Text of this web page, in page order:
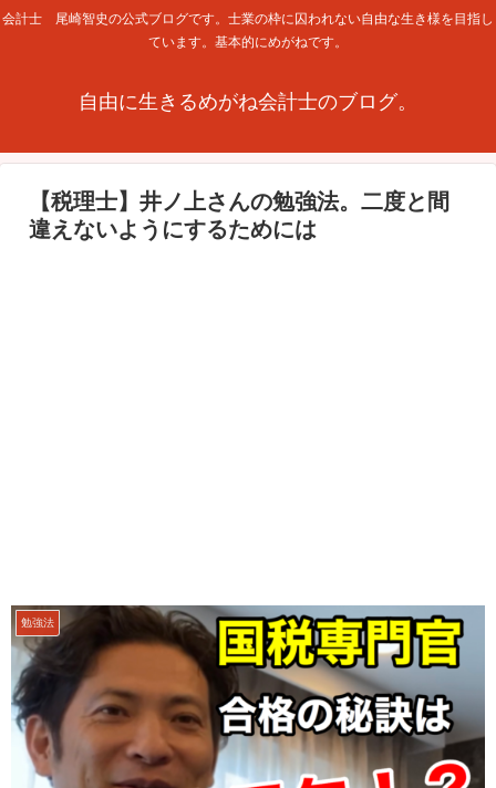
会計士 尾崎智史の公式ブログです。士業の枠に囚われない自由な生き様を目指し
ています。基本的にめがねです。
自由に生きるめがね会計士のブログ。
【税理士】井ノ上さんの勉強法。二度と間
違えないようにするためには
勉強法